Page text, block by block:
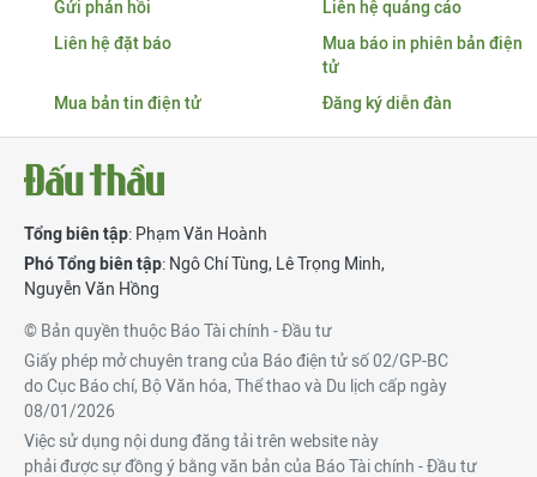
Gửi phản hồi
Liên hệ quảng cáo
Liên hệ đặt báo
Mua báo in phiên bản điện
tử
Mua bản tin điện tử
Đăng ký diễn đàn
Tổng biên tập: Phạm Văn Hoành
Phó Tổng biên tập: Ngô Chí Tùng, Lê Trọng Minh,
Nguyễn Văn Hồng
© Bản quyền thuộc Báo Tài chính - Đầu tư
Giấy phép mở chuyên trang của Báo điện tử số 02/GP-BC
do Cục Báo chí, Bộ Văn hóa, Thể thao và Du lịch cấp ngày
08/01/2026
Việc sử dụng nội dung đăng tải trên website này
phải được sự đồng ý bằng văn bản của Báo Tài chính - Đầu tư